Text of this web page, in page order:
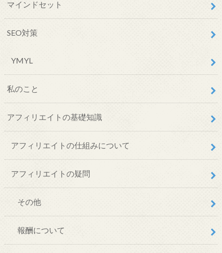
マインドセット
SEO対策
YMYL
私のこと
アフィリエイトの基礎知識
アフィリエイトの仕組みについて
アフィリエイトの疑問
その他
報酬について